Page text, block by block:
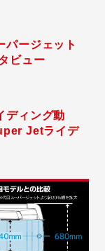
ージェット
ビュー
ディング動
Jetライデ